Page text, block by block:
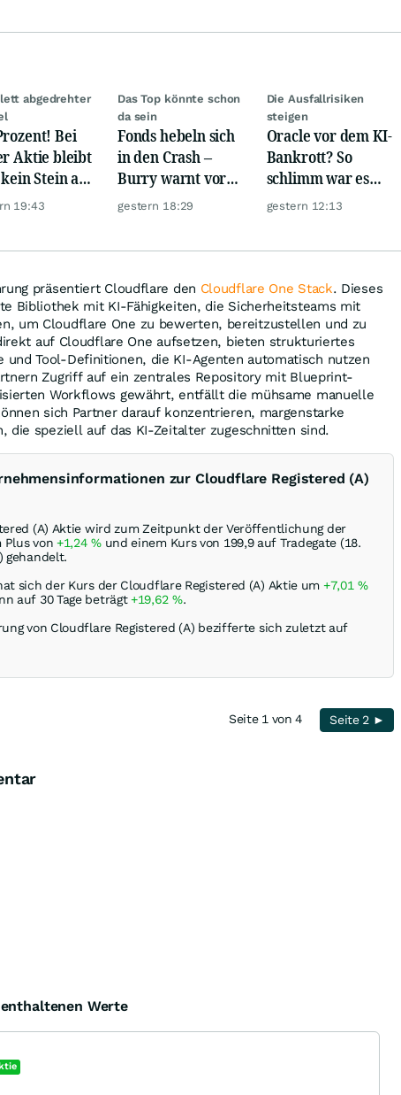
abgedrehter
Bei
Aktie bleibt
Stein auf
19:43
Das Top könnte schon
da sein
Fonds hebeln sich
in den Crash –
Burry warnt vor
einem Absturz wie
gestern 18:29
Die Ausfallrisiken
steigen
Oracle vor dem KI-
Bankrott? So
schlimm war es
noch nie!
gestern 12:13
präsentiert Cloudflare den Cloudflare One Stack. Dieses
Bibliothek mit KI-Fähigkeiten, die Sicherheitsteams mit
um Cloudflare One zu bewerten, bereitzustellen und zu
auf Cloudflare One aufsetzen, bieten strukturiertes
und Tool-Definitionen, die KI-Agenten automatisch nutzen
Zugriff auf ein zentrales Repository mit Blueprint-
Workflows gewährt, entfällt die mühsame manuelle
sich Partner darauf konzentrieren, margenstarke
die speziell auf das KI-Zeitalter zugeschnitten sind.
zur Cloudflare Registered (A)
(A) Aktie wird zum Zeitpunkt der Veröffentlichung der
von +1,24%und einem Kurs von 199,9 auf Tradegate (18.
gehandelt.
sich der Kurs der Cloudflare Registered (A) Aktie um +7,01%
auf 30 Tage beträgt+19,62 %.
von Cloudflare Registered (A) bezifferte sich zuletzt auf
Seite 1 von 4 Seite 2 ►
Werte